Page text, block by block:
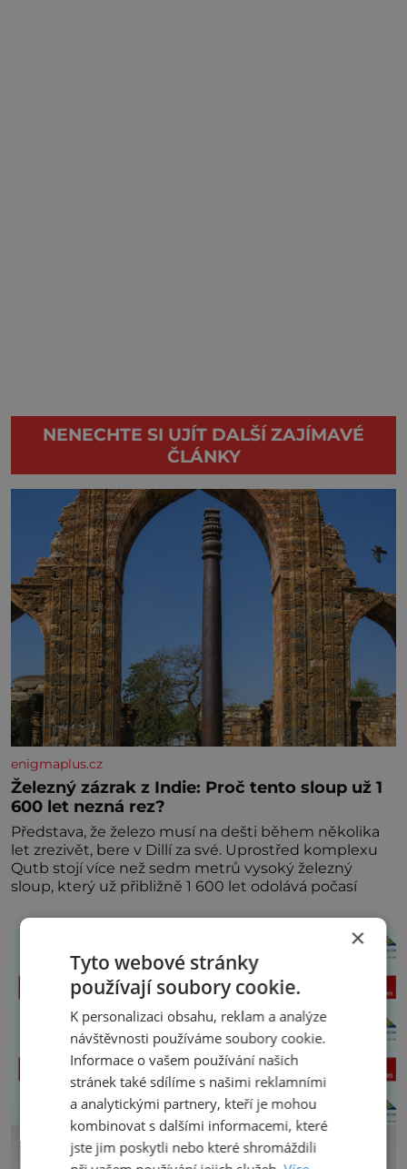
NENECHTE SI UJÍT DALŠÍ ZAJÍMAVÉ
ČLÁNKY
enigmaplus.cz
Železný zázrak z Indie: Proč tento sloup už 1
600 let nezná rez?
Představa, že železo musí na dešti během několika
let zrezivět, bere v Dillí za své. Uprostřed komplexu
Qutb stojí více než sedm metrů vysoký železný
sloup, který už přibližně 1 600 let odolává počasí
×
Tyto webové stránky
používají soubory cookie.
K personalizaci obsahu, reklam a analýze
návštěvnosti používáme soubory cookie.
Informace o vašem používání našich
stránek také sdílíme s našimi reklamními
a analytickými partnery, kteří je mohou
kombinovat s dalšími informacemi, které
jste jim poskytli nebo které shromáždili